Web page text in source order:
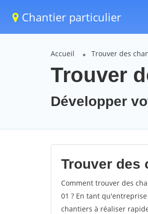
Chantier particulier
Accueil Trouver des
Trouver
Développer
Trouver des
Comment trouver des
01 ? En tant
chantiers à réaliser